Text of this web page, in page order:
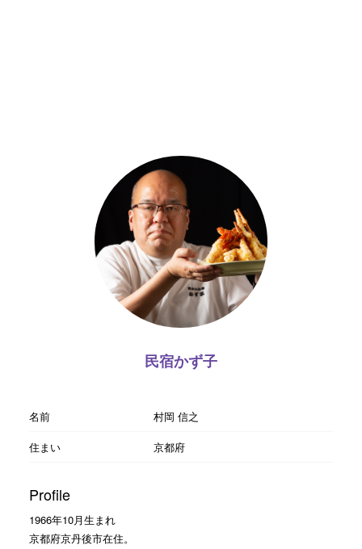
民宿かず子
名前
村岡 信之
住まい
京都府
Profile
1966年10月生まれ
京都府京丹後市在住。